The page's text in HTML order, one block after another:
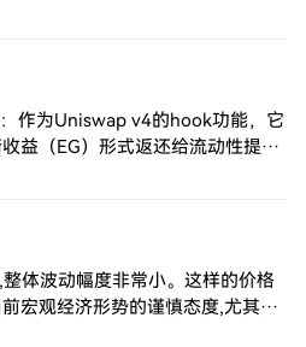
34.8趋势走强
作为Uniswap v4的hook功能，它
益（EG）形式返还给流动性提供
安全性。 第一年的实践验证了其
体波动幅度非常小。这样的价格
宏观经济形势的谨慎态度,尤其是
况下,投资者在进行买入或卖出操